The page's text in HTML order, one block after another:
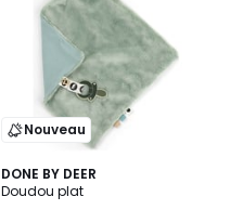
Nouveau
DONE BY DEER
Doudou plat